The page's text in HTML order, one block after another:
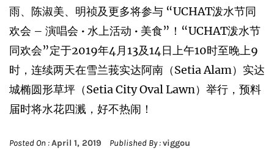
雨、陈淑美、明祯及更多将参与 “UCHAT泼水节同
欢会 – 演唱会 • 水上活动 • 美食”！“UCHAT泼水节
同欢会”定于2019年4月13及14日上午10时至晚上9
时，连续两天在雪兰莪实达阿南（Setia Alam）实达
城椭圆形草坪（Setia City Oval Lawn）举行，预料
届时将水花四溅，好不热闹！
Posted On :April 1, 2019 Published By :viggou